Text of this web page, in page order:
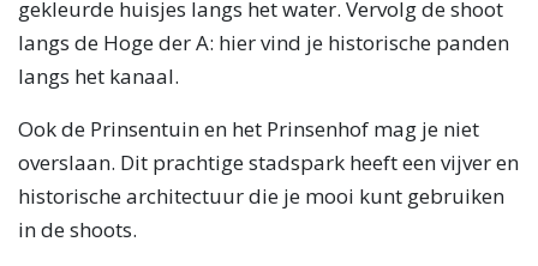
gekleurde huisjes langs het water. Vervolg de shoot
langs de Hoge der A: hier vind je historische panden
langs het kanaal.
Ook de Prinsentuin en het Prinsenhof mag je niet
overslaan. Dit prachtige stadspark heeft een vijver en
historische architectuur die je mooi kunt gebruiken
in de shoots.